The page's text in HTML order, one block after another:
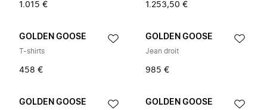
1.015 € 1.253,50 €
GOLDEN GOOSE
T-shirts
458 €
GOLDEN GOOSE
Jean droit
985 €
GOLDEN GOOSE GOLDEN GOOSE